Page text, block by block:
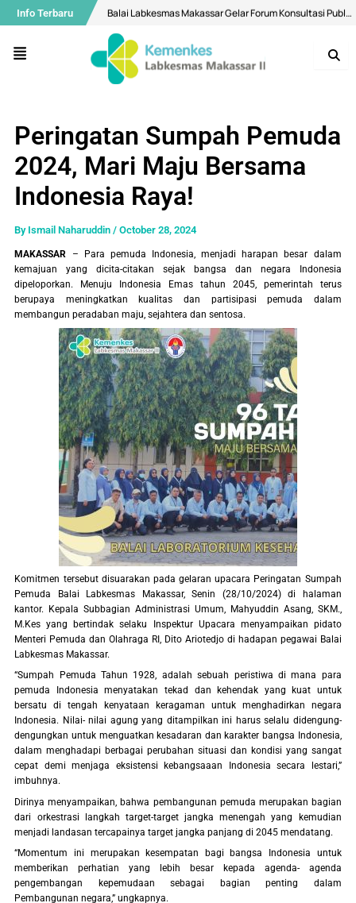
Info Terbaru
Balai Labkesmas Makassar Gelar Forum Konsultasi Publik, Perkuat Komitmen Pelayanan Prima dan Integritas
Menu
Peringatan Sumpah Pemuda
2024, Mari Maju Bersama
Indonesia Raya!
By Ismail Naharuddin/October 28, 2024
MAKASSAR
– Para pemuda Indonesia, menjadi harapan besar dalam
kemajuan yang dicita-citakan sejak bangsa dan negara Indonesia
dipeloporkan. Menuju Indonesia Emas tahun 2045, pemerintah terus
berupaya meningkatkan kualitas dan partisipasi pemuda dalam
membangun peradaban maju, sejahtera dan sentosa.
Komitmen tersebut disuarakan pada gelaran upacara Peringatan Sumpah
Pemuda Balai Labkesmas Makassar, Senin (28/10/2024) di halaman
kantor. Kepala Subbagian Administrasi Umum, Mahyuddin Asang, SKM.,
M.Kes yang bertindak selaku Inspektur Upacara menyampaikan pidato
Menteri Pemuda dan Olahraga RI, Dito Ariotedjo di hadapan pegawai Balai
Labkesmas Makassar.
“Sumpah Pemuda Tahun 1928, adalah sebuah peristiwa di mana para
pemuda Indonesia menyatakan tekad dan kehendak yang kuat untuk
bersatu di tengah kenyataan keragaman untuk menghadirkan negara
Indonesia. Nilai- nilai agung yang ditampilkan ini harus selalu didengung-
dengungkan untuk menguatkan kesadaran dan karakter bangsa Indonesia,
dalam menghadapi berbagai perubahan situasi dan kondisi yang sangat
cepat demi menjaga eksistensi kebangsaaan Indonesia secara lestari,”
imbuhnya.
Dirinya menyampaikan, bahwa pembangunan pemuda merupakan bagian
dari orkestrasi langkah target-target jangka menengah yang kemudian
menjadi landasan tercapainya target jangka panjang di 2045 mendatang.
“Momentum ini merupakan kesempatan bagi bangsa Indonesia untuk
memberikan perhatian yang lebih besar kepada agenda- agenda
pengembangan kepemudaan sebagai bagian penting dalam
Pembangunan negara,” ungkapnya.